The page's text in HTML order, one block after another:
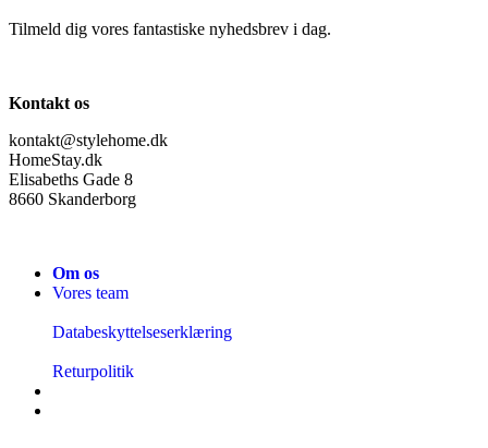
Tilmeld dig vores fantastiske nyhedsbrev i dag.
Kontakt os
kontakt@stylehome.dk
HomeStay.dk
Elisabeths Gade 8
8660 Skanderborg
Om os
Vores team
Databeskyttelseserklæring
Returpolitik